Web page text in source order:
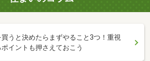
うと決めたらまずやること3つ！重視
イントも押さえておこう